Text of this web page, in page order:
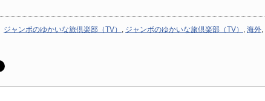
ジャンボのゆかいな旅倶楽部（TV） , ジャンボのゆかいな旅倶楽部（TV） , 海外,